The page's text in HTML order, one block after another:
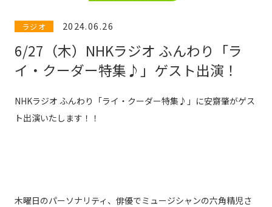
ラジオ 2024.06.26
6/27（木）NHKラジオ ふんわり「ラ
イ・クーダー特集♪」ゲスト出演！
NHKラジオ ふんわり「ライ・クーダー特集♪」に安齋肇がゲス
ト出演いたします！！
木曜日のパーソナリティ、俳優でミュージシャンの六角精児さ